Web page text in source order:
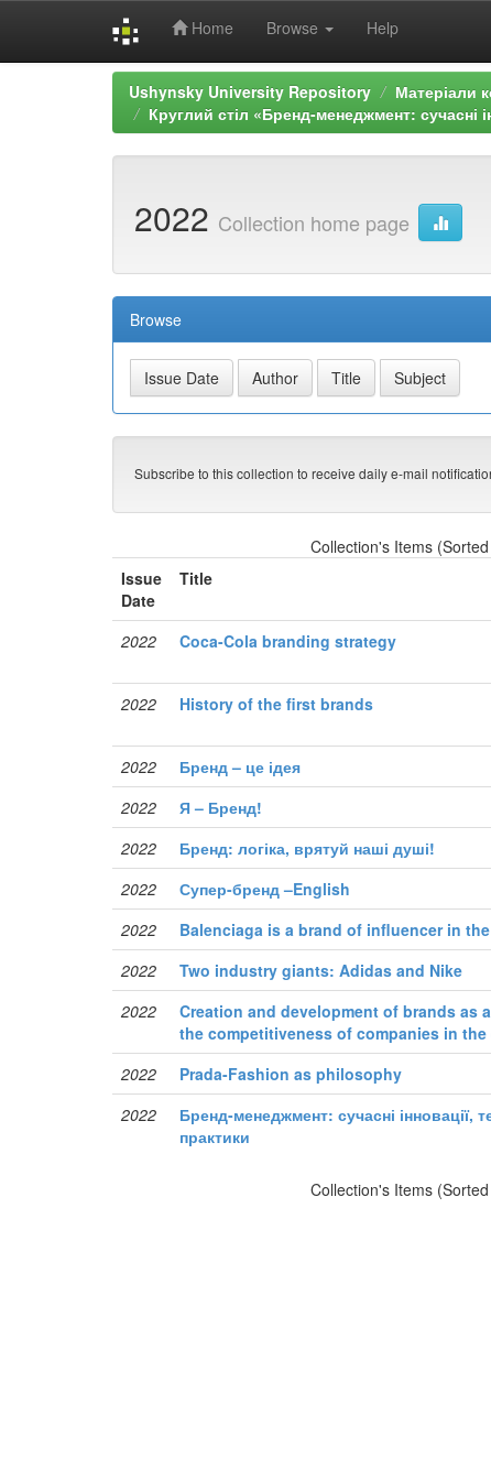
Home Browse Help
Ushynsky University Repository
Матеріали
Круглий стіл «Бренд-менеджмент: сучасні
2022 Collection home page
Browse
Subscribe to this collection to receive daily e-mail
Collection's Items
Issue
Date
Title
2022 Coca-Cola branding strategy
2022
History of the first brands
2022
Бренд – це ідея
2022
Я – Бренд!
2022
Бренд: логіка, врятуй наші душі!
2022
Супер-бренд –English
2022
Balenciaga is a brand of influencer in
2022
Two industry giants: Adidas and Nike
2022
Creation and development of brands as
the competitiveness of companies in the
2022 Prada-Fashion as philosophy
2022
Бренд-менеджмент: сучасні інновації,
практики
Collection's Items